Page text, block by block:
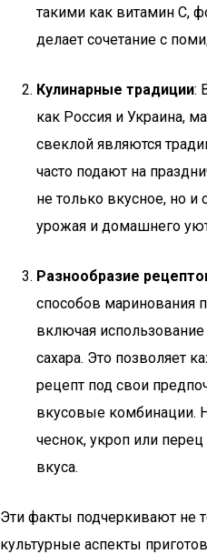
такими как витамин C,
делает сочетание с
Кулинарные традиции:
как Россия и Украина,
свеклой являются
часто подают на
не только вкусное, но и
урожая и домашнего
Разнообразие
способов маринования
включая
сахара. Это позволяет
рецепт под свои
вкусовые комбинации.
чеснок, укроп или
вкуса.
Эти факты подчеркивают не
культурные аспекты